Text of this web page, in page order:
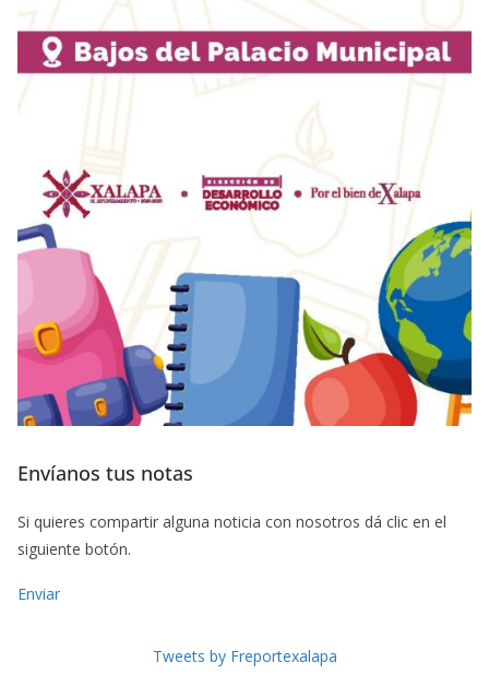
Envíanos tus notas
Si quieres compartir alguna noticia con nosotros dá clic en el
siguiente botón.
Enviar
Tweets by Freportexalapa